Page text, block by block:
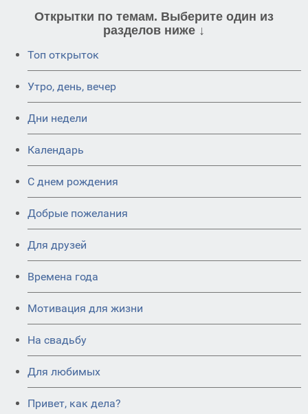
Открытки по темам. Выберите один из
разделов ниже ↓
Топ открыток
Утро, день, вечер
Дни недели
Календарь
C днем рождения
Добрые пожелания
Для друзей
Времена года
Мотивация для жизни
На свадьбу
Для любимых
Привет, как дела?